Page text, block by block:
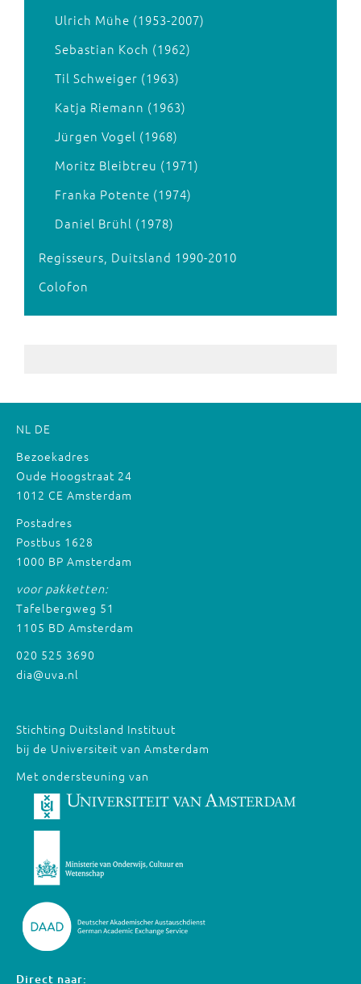
Ulrich Mühe (1953-2007)
Sebastian Koch (1962)
Til Schweiger (1963)
Katja Riemann (1963)
Jürgen Vogel (1968)
Moritz Bleibtreu (1971)
Franka Potente (1974)
Daniel Brühl (1978)
Regisseurs, Duitsland 1990-2010
Colofon
NL DE
Bezoekadres
Oude Hoogstraat 24
1012 CE Amsterdam
Postadres
Postbus 1628
1000 BP Amsterdam
voor pakketten:
Tafelbergweg 51
1105 BD Amsterdam
020 525 3690
dia@uva.nl
Stichting Duitsland Instituut
bij de Universiteit van Amsterdam
Met ondersteuning van
Direct naar: